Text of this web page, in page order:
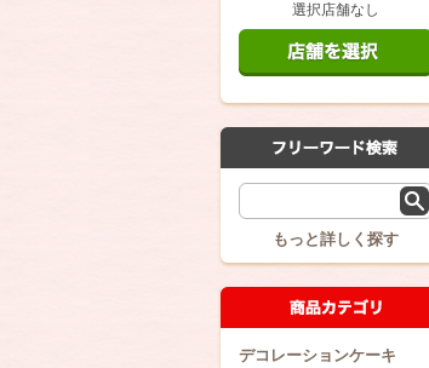
選択店舗なし
もっと詳しく探す
デコレーションケーキ